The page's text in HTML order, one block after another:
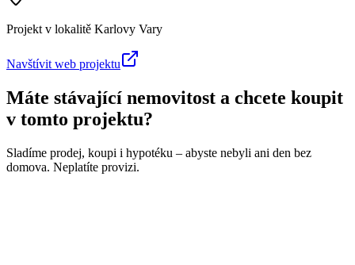
Projekt v lokalitě Karlovy Vary
Navštívit web projektu
Máte stávající nemovitost a chcete koupit
v tomto projektu?
Sladíme prodej, koupi i hypotéku – abyste nebyli ani den bez
domova. Neplatíte provizi.